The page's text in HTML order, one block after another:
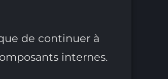
de continuer à
internes.